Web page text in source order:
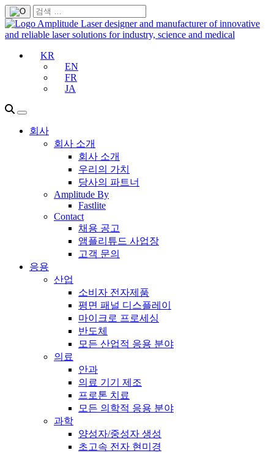
KR
EN
FR
JA
회사
회사 소개
회사 소개
우리의 가치
당사의 파트너
Amplitude By
Fastlite
Contact
채용 공고
앰플리튜드 사업장
고객 문의
응용
산업
소비자 전자제품
평면 패널 디스플레이
마이크로 프로세싱
반도체
모든 산업적 응용 분야
의료
안과
의료 기기 제조
프로톤 치료
모든 의학적 응용 분야
과학
양성자/중성자 생성
초고속 전자 현미경